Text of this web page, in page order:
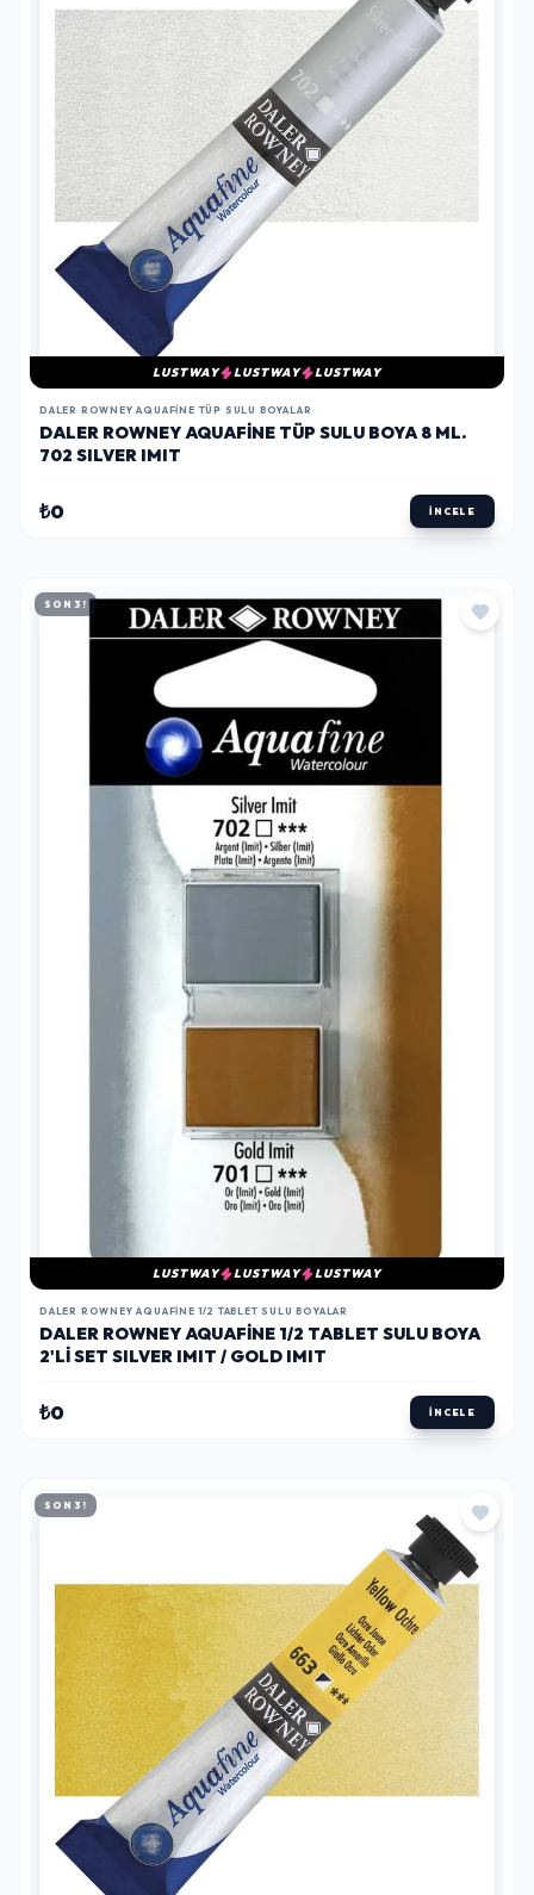
LUSTWAY LUSTWAY LUSTWAY
DALER ROWNEY AQUAFINE TÜP SULU BOYALAR
DALER ROWNEY AQUAFINE TÜP SULU BOYA 8 ML.
702 SILVER IMIT
₺0 İNCELE
SON 3!
LUSTWAY LUSTWAY LUSTWAY
DALER ROWNEY AQUAFINE 1/2 TABLET SULU BOYALAR
DALER ROWNEY AQUAFINE 1/2 TABLET SULU BOYA
2'LI SET SILVER IMIT / GOLD IMIT
₺0 İNCELE
SON 3!